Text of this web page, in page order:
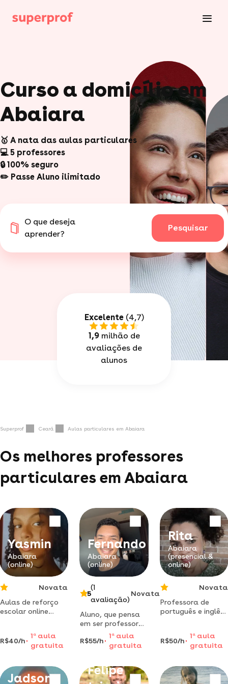
Curso a domicílio em
Abaiara
🥇 A nata das aulas particulares
💻 5 professores
🔒 100% seguro
✏️ Passe Aluno ilimitado
O que deseja
aprender?
Pesquisar
Excelente(4,7)
1,9milhão de
avaliações de
alunos
Superprof Ceará Aulas particulares em Abaiara
Os melhores professores
particulares em Abaiara
Yasmin
Abaiara
(online)
Novata
Aulas de reforço
escolar online
atividades de
casa e material
apostilas e muito
mais.
R$40/h
1 aaula
gratuita
Fernando
Abaiara
(online)
5
(1
avaliação)
Novata
Aluno, que pensa
em ser professor
de letras, só tiro
notas boas na
disciplina e os
sempre me
selecionam para
R$55/h
1 a aula
gratuita
Rita
Abaiara
(presencial &
online)
Novata
Professora de
português e inglês.
nome é rita.
leciono português
inglês há
R$50/h
1 aaula
gratuita
Jadson
Felipe